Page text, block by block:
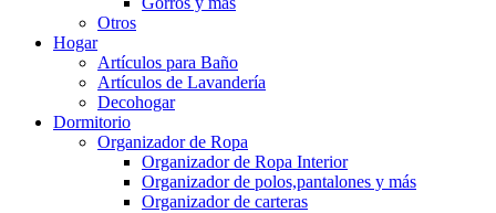
Otros
Hogar
Artículos para Baño
Artículos de Lavandería
Decohogar
Dormitorio
Organizador de Ropa
Organizador de Ropa Interior
Organizador de polos,pantalones y más
Organizador de carteras